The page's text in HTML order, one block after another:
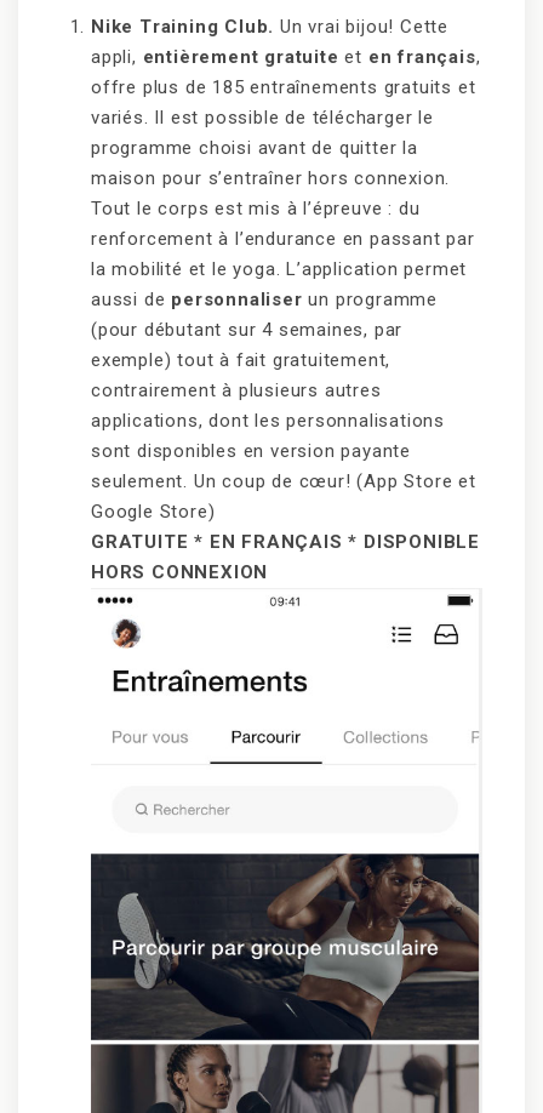
Nike Training Club. Un vrai bijou! Cette
appli, entièrement gratuite et en français,
offre plus de 185 entraînements gratuits et
variés. Il est possible de télécharger le
programme choisi avant de quitter la
maison pour s’entraîner hors connexion.
Tout le corps est mis à l’épreuve : du
renforcement à l’endurance en passant par
la mobilité et le yoga. L’application permet
aussi de personnaliser un programme
(pour débutant sur 4 semaines, par
exemple) tout à fait gratuitement,
contrairement à plusieurs autres
applications, dont les personnalisations
sont disponibles en version payante
seulement. Un coup de cœur! (App Store et
Google Store)
GRATUITE * EN FRANÇAIS * DISPONIBLE
HORS CONNEXION